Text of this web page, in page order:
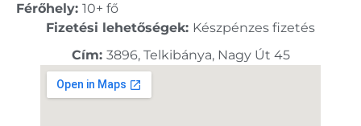
Férőhely: 10+ fő
Fizetési lehetőségek: Készpénzes fizetés
Cím: 3896, Telkibánya, Nagy Út 45